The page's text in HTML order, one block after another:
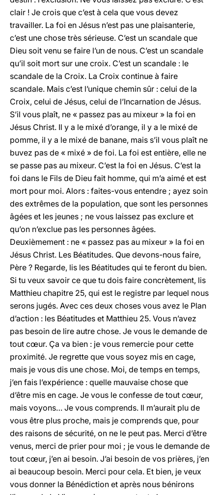
clair ! Je crois que c’est à cela que vous devez
travailler. La foi en Jésus n’est pas une plaisanterie,
c’est une chose très sérieuse. C’est un scandale que
Dieu soit venu se faire l’un de nous. C’est un scandale
qu’il soit mort sur une croix. C’est un scandale : le
scandale de la Croix. La Croix continue à faire
scandale. Mais c’est l’unique chemin sûr : celui de la
Croix, celui de Jésus, celui de l’Incarnation de Jésus.
S’il vous plaît, ne « passez pas au mixeur » la foi en
Jésus Christ. Il y a le mixé d’orange, il y a le mixé de
pomme, il y a le mixé de banane, mais s’il vous plaît ne
buvez pas de « mixé » de foi. La foi est entière, elle ne
se passe pas au mixeur. C’est la foi en Jésus. C’est la
foi dans le Fils de Dieu fait homme, qui m’a aimé et est
mort pour moi. Alors : faites-vous entendre ; ayez soin
des extrêmes de la population, que sont les personnes
âgées et les jeunes ; ne vous laissez pas exclure et
qu’on n’exclue pas les personnes âgées.
Deuxièmement : ne « passez pas au mixeur » la foi en
Jésus Christ. Les Béatitudes. Que devons-nous faire,
Père ? Regarde, lis les Béatitudes qui te feront du bien.
Si tu veux savoir ce que tu dois faire concrètement, lis
Matthieu chapitre 25, qui est le registre par lequel nous
serons jugés. Avec ces deux choses vous avez le Plan
d’action : les Béatitudes et Matthieu 25. Vous n’avez
pas besoin de lire autre chose. Je vous le demande de
tout cœur. Ça va bien : je vous remercie pour cette
proximité. Je regrette que vous soyez mis en cage,
mais je vous dis une chose. Moi, de temps en temps,
j’en fais l’expérience : quelle mauvaise chose que
d’être mis en cage. Je vous le confesse de tout cœur,
mais voyons… Je vous comprends. Il m’aurait plu de
vous être plus proche, mais je comprends que, pour
des raisons de sécurité, on ne le peut pas. Merci d’être
venus, merci de prier pour moi ; je vous le demande de
tout cœur, j’en ai besoin. J’ai besoin de vos prières, j’en
ai beaucoup besoin. Merci pour cela. Et bien, je veux
vous donner la Bénédiction et après nous bénirons